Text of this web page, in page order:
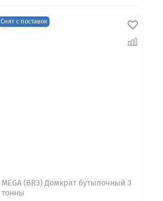
Снят с поставок
MEGA (BR3) Домкрат бутылочный 3
тонны